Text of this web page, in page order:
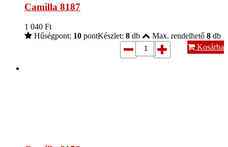
Camilla 8187
1 040 Ft
Hűségpont: 10 pontKészlet: 8 db Max. rendelhető 8 db
Kosárba